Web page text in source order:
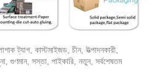
ট্যাগ, কাস্টমাইজড, চীন, উত্পাদনকারী,
গুণমান, সস্তা, পাইকারি, নতুন, সর্বশেষতম